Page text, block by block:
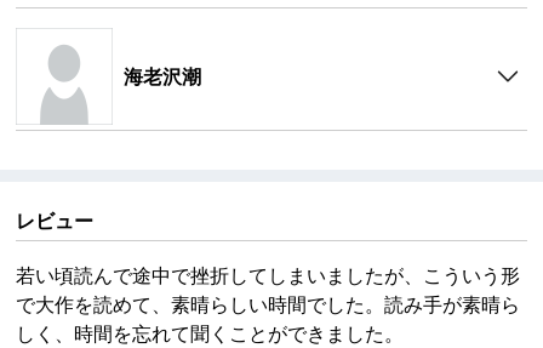
海老沢潮
レビュー
若い頃読んで途中で挫折してしまいましたが、こういう形
で大作を読めて、素晴らしい時間でした。読み手が素晴ら
しく、時間を忘れて聞くことができました。